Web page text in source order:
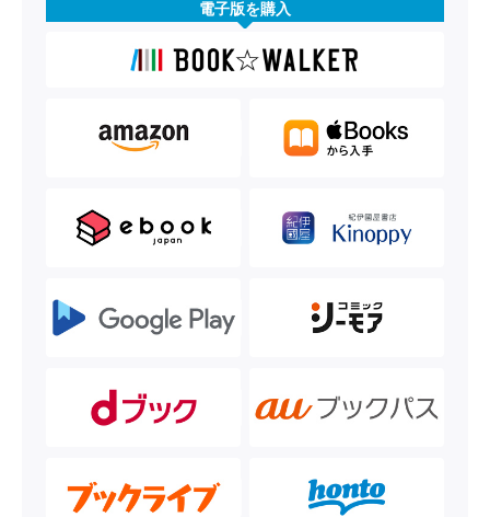
電子版を購入